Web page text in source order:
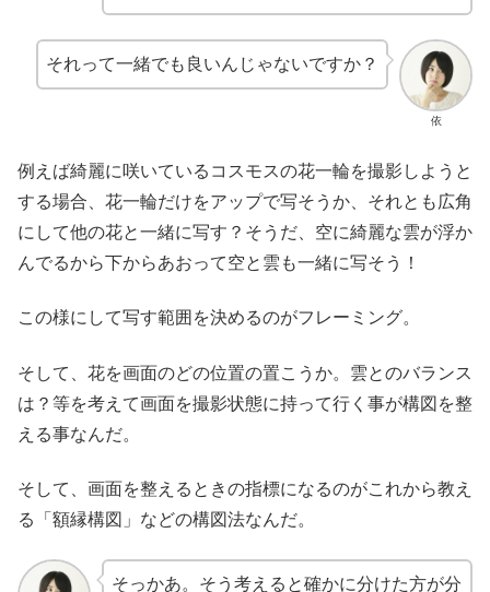
依
それって一緒でも良いんじゃないですか？
例えば綺麗に咲いているコスモスの花一輪を撮影しようと
する場合、花一輪だけをアップで写そうか、それとも広角
にして他の花と一緒に写す？そうだ、空に綺麗な雲が浮か
んでるから下からあおって空と雲も一緒に写そう！
この様にして写す範囲を決めるのがフレーミング。
そして、花を画面のどの位置の置こうか。雲とのバランス
は？等を考えて画面を撮影状態に持って行く事が構図を整
える事なんだ。
そして、画面を整えるときの指標になるのがこれから教え
る「額縁構図」などの構図法なんだ。
そっかあ。そう考えると確かに分けた方が分